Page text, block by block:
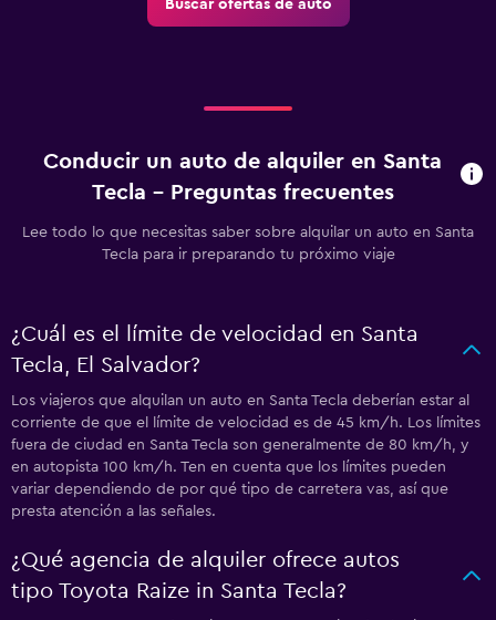
Buscar ofertas de auto
Conducir un auto de alquiler en Santa
Tecla - Preguntas frecuentes
Lee todo lo que necesitas saber sobre alquilar un auto en Santa
Tecla para ir preparando tu próximo viaje
¿Cuál es el límite de velocidad en Santa
Tecla, El Salvador?
Los viajeros que alquilan un auto en Santa Tecla deberían estar al
corriente de que el límite de velocidad es de 45 km/h. Los límites
fuera de ciudad en Santa Tecla son generalmente de 80 km/h, y
en autopista 100 km/h. Ten en cuenta que los límites pueden
variar dependiendo de por qué tipo de carretera vas, así que
presta atención a las señales.
¿Qué agencia de alquiler ofrece autos
tipo Toyota Raize in Santa Tecla?